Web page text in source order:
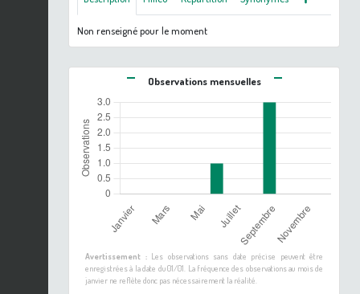
Non renseigné pour le moment
Observations mensuelles
Avertissement :Les observations sans date précise peuvent être
enregistrées à la date du 01/01. La fréquence des observations au mois de
janvier ne reflète donc pas nécessairement la réalité.